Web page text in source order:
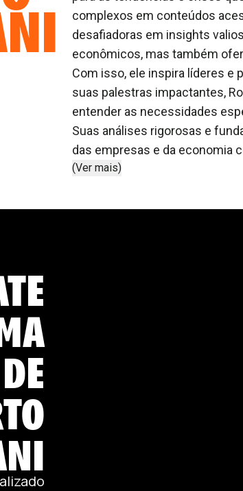
complexos em conteúdos
desafiadoras em insights
econômicos, mas também
Com isso, ele inspira líderes e
suas palestras impactantes,
entender as necessidades
Suas análises rigorosas e
das empresas e da economia
cenários, Roberto Padovani
(Ver mais)